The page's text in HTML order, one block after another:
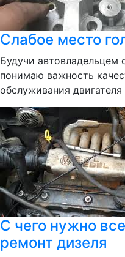
Слабое место
Будучи автовладельцем
понимаю важность
обслуживания
С чего нужно
ремонт дизеля